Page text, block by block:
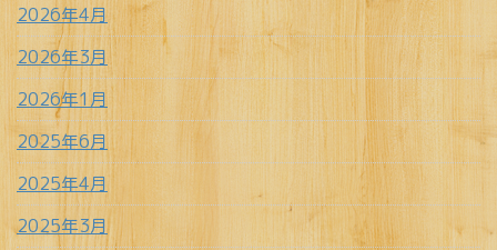
2026年4月
2026年3月
2026年1月
2025年6月
2025年4月
2025年3月